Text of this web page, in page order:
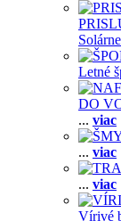
Letné
DO
... viac
... viac
... viac
Vírivé